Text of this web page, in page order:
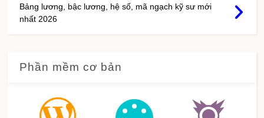
Bảng lương, bậc lương, hệ số, mã ngạch kỹ sư mới
nhất 2026
Phần mềm cơ bản